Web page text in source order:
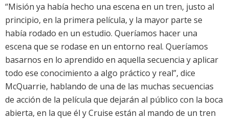
“Misión ya había hecho una escena en un tren, justo al
principio, en la primera película, y la mayor parte se
había rodado en un estudio. Queríamos hacer una
escena que se rodase en un entorno real. Queríamos
basarnos en lo aprendido en aquella secuencia y aplicar
todo ese conocimiento a algo práctico y real”, dice
McQuarrie, hablando de una de las muchas secuencias
de acción de la película que dejarán al público con la boca
abierta, en la que él y Cruise están al mando de un tren